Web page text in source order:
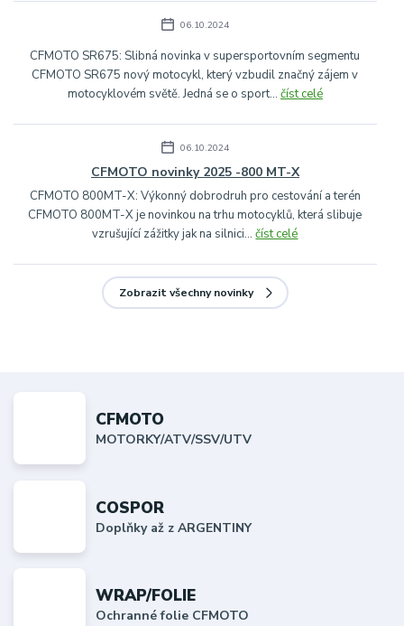
06.10.2024
CFMOTO SR675: Slibná novinka v supersportovním segmentu
CFMOTO SR675 nový motocykl, který vzbudil značný zájem v
motocyklovém světě. Jedná se o sport... číst celé
06.10.2024
CFMOTO novinky 2025 -800 MT-X
CFMOTO 800MT-X: Výkonný dobrodruh pro cestování a terén
CFMOTO 800MT-X je novinkou na trhu motocyklů, která slibuje
vzrušující zážitky jak na silnici...číst celé
Zobrazit všechny novinky
CFMOTO
MOTORKY/ATV/SSV/UTV
COSPOR
Doplňky až z ARGENTINY
WRAP/FOLIE
Ochranné folie CFMOTO